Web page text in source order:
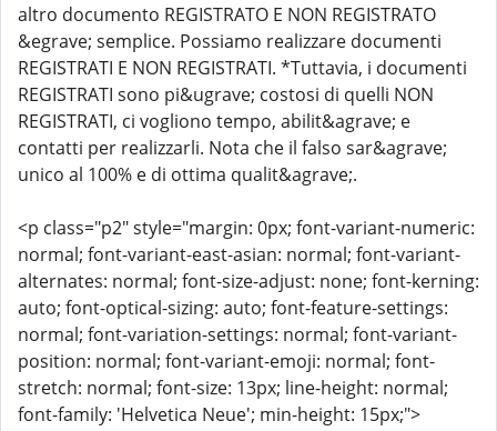
altro documento REGISTRATO E NON REGISTRATO
&egrave; semplice. Possiamo realizzare documenti
REGISTRATI E NON REGISTRATI. *Tuttavia, i documenti
REGISTRATI sono pi&ugrave; costosi di quelli NON
REGISTRATI, ci vogliono tempo, abilit&agrave; e
contatti per realizzarli. Nota che il falso sar&agrave;
unico al 100% e di ottima qualit&agrave;.
<p class="p2" style="margin: 0px; font-variant-numeric:
normal; font-variant-east-asian: normal; font-variant-
alternates: normal; font-size-adjust: none; font-kerning:
auto; font-optical-sizing: auto; font-feature-settings:
normal; font-variation-settings: normal; font-variant-
position: normal; font-variant-emoji: normal; font-
stretch: normal; font-size: 13px; line-height: normal;
font-family: 'Helvetica Neue'; min-height: 15px;">